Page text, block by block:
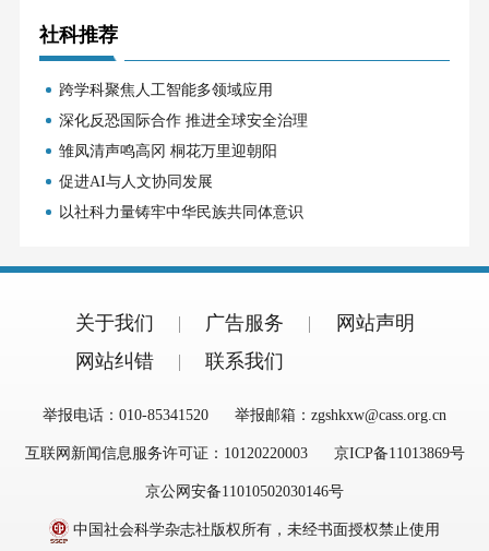
社科推荐
跨学科聚焦人工智能多领域应用
深化反恐国际合作 推进全球安全治理
雏凤清声鸣高冈 桐花万里迎朝阳
促进AI与人文协同发展
以社科力量铸牢中华民族共同体意识
关于我们 广告服务
网站声明
网站纠错
联系我们
举报电话：010-85341520 举报邮箱：zgshkxw@cass.org.cn
互联网新闻信息服务许可证：10120220003 京ICP备11013869号
京公网安备11010502030146号
中国社会科学杂志社版权所有，未经书面授权禁止使用